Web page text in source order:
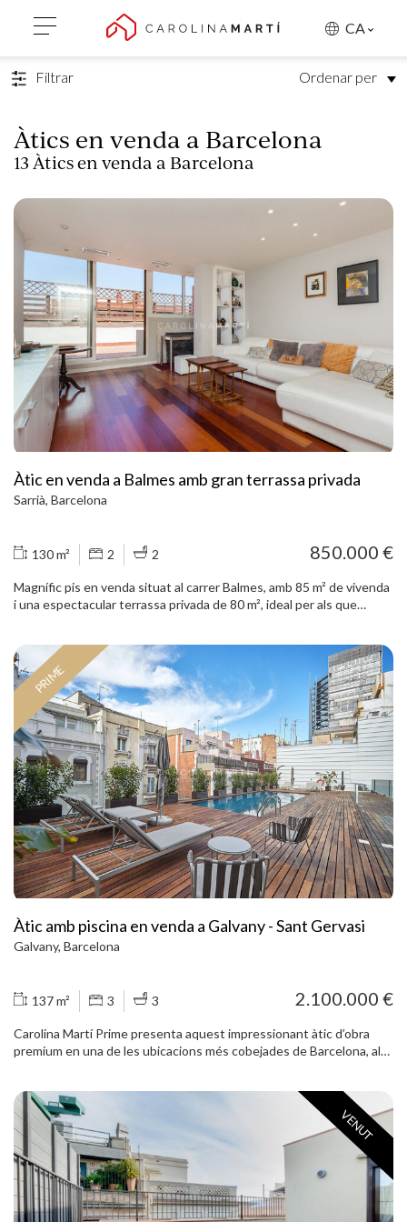
CA
Filtrar Ordenar per
Àtics en venda a Barcelona
13 Àtics en venda a Barcelona
TORNAR A LA CERCA
Àtic en venda a Balmes amb gran terrassa privada
Sarrià, Barcelona
130 m² 2 2 850.000 €
Magnífic pis en venda situat al carrer Balmes, amb 85 m² de vivenda
i una espectacular terrassa privada de 80 m², ideal per als que
suite, oferint privadesa i comoditat en cada estada. La zona de dia
es distribueix en un ampli saló-menjador de 25 m² amb sortida
directa a la terrassa, perfecta per crear diferents ambients: zona
chill-out, menjador exterior, espai de relaxació o àrea per gaudir
amb familiars i amics. L´habitatge disposa de terres de parquet, que
aporten calidesa i elegància a tots els espais, a més d´una
distribució funcional que permet aprofitar al màxim els seus 80 m²
interiors. Com a valor afegit, compta amb un traster privat situat a
la terrassa, una solució molt pràctica per a emmagatzematge sense
renunciar a lespai interior de lhabitatge. Una oportunitat única a
Balmes: un pis lluminós, còmode i amb una gran terrassa privada,
ideal com a habitatge habitual o com a propietat exclusiva en una
ubicació privilegiada.
PRIME
Àtic amb piscina en venda a Galvany - Sant Gervasi
Galvany, Barcelona
137 m² 3 3 2.100.000 €
Carolina Martí Prime presenta aquest impressionant àtic d’obra
premium en una de les ubicacions més cobejades de Barcelona, al
Una propietat excepcional que combina arquitectura
contemporània, materials de màxima qualitat i un estil minimalista i
sofisticat, dissenyada per oferir una experiència residencial única al
centre de la ciutat. L’habitatge disposa de 3 dormitoris dobles, 2
banys i un lavabo. Amplis espais plens de llum natural i una
distribució pensada fins al detall. La zona exterior és, sens dubte,
una de les grans joies d’aquesta propietat: una espectacular
VENUT